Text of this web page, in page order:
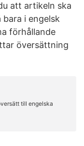
att artikeln ska
bara i engelsk
förhållande
översättning